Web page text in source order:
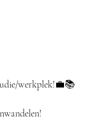
werkplek!💼📚